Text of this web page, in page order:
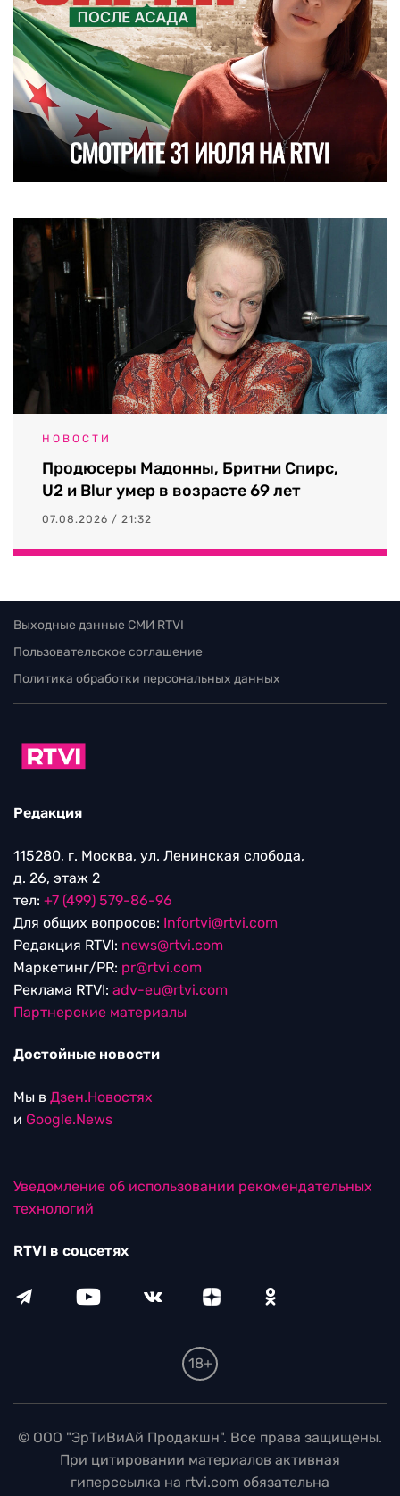
НОВОСТИ
Продюсеры Мадонны, Бритни Спирс,
U2 и Blur умер в возрасте 69 лет
07.08.2026 / 21:32
Выходные данные СМИ RTVI
Пользовательское соглашение
Политика обработки персональных данных
Редакция
115280, г. Москва, ул. Ленинская слобода,
д. 26, этаж 2
тел: +7 (499) 579-86-96
Для общих вопросов: Infortvi@rtvi.com
Редакция RTVI: news@rtvi.com
Маркетинг/PR: pr@rtvi.com
Реклама RTVI: adv-eu@rtvi.com
Партнерские материалы
Достойные новости
Мы в Дзен.Новостях
и Google.News
Уведомление об использовании рекомендательных
технологий
RTVI в соцсетях
18+
© ООО "ЭрТиВиАй Продакшн". Все права защищены.
При цитировании материалов активная
гиперссылка на rtvi.com обязательна